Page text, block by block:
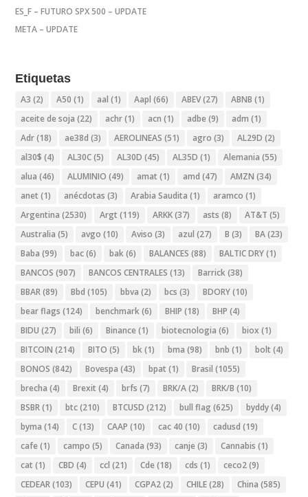
ES_F – FUTURO SPX 500 – UPDATE
META – UPDATE
Etiquetas
A3 (2) A50 (1) aal (1) Aapl (66) ABEV(27) ABNB (1)
aceite de soja (22) achr(1) acn (1) adbe (9) adm (1)
Adr(18) ae38d (3) AEROLINEAS (51) agro (3) AL29D (2)
al30$ (4) AL30C(5) AL30D (45) AL35D (1) Alemania (55)
alua (46) ALUMINIO (49) amat (1) amd (47) AMZN (34)
anet (1) anécdotas (3) Arabia Saudita (1) aramco (1)
Argentina (2530) Argt (119) ARKK(37) asts (8) AT&T (5)
Australia (5) avgo (10) Aviso (3) azul (27) B (3) BA(23)
Baba (99) bac(6) bak(6) BALANCES (88) BALTIC DRY(1)
BANCOS (907) BANCOS CENTRALES (13) Barrick(38)
BBAR(89) Bbd (105) bbva (2) bcs (3) BDORY(10)
bear flags (124) benchmark(6) BHIP (18) BHP (4)
BIDU (27) bili (6) Binance (1) biotecnologia (6) biox (1)
BITCOIN (214) BITO (5) bk(1) bma (98) bnb (1) bolt (4)
BONOS (842) Bovespa (43) bpat (1) Brasil (1055)
brecha (4) Brexit (4) brfs (7) BRK/A(2) BRK/B (10)
BSBR(1) btc(210) BTCUSD (212) bull flag (625) byddy(4)
byma (14) C(13) CAAP (10) cac 40 (10) cadusd (19)
cafe (1) campo (5) Canada (93) canje (3) Cannabis (1)
cat (1) CBD (4) ccl (21) Cde (18) cds (1) ceco2(9)
CEDEAR(103) CEPU (41) CGPA2(2) CHILE(28) China (585)